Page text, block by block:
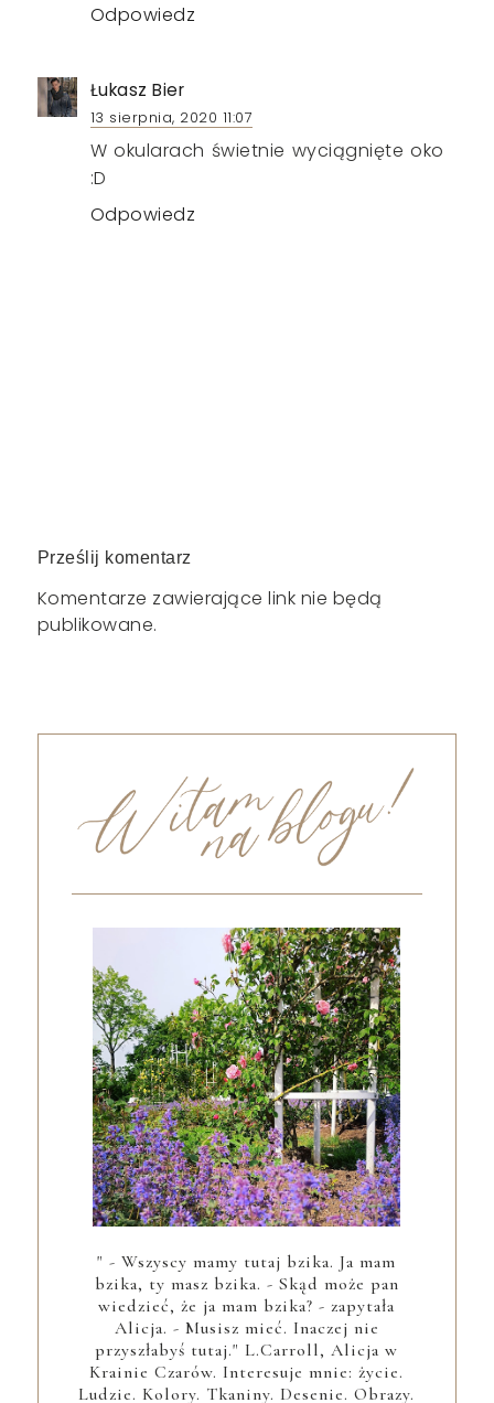
Odpowiedz
Łukasz Bier
13 sierpnia, 2020 11:07
W okularach świetnie wyciągnięte oko
:D
Odpowiedz
Prześlij komentarz
Komentarze zawierające link nie będą
publikowane.
" - Wszyscy mamy tutaj bzika. Ja mam
bzika, ty masz bzika. - Skąd może pan
wiedzieć, że ja mam bzika? - zapytała
Alicja. - Musisz mieć. Inaczej nie
przyszłabyś tutaj." L.Carroll, Alicja w
Krainie Czarów. Interesuje mnie: życie.
Ludzie. Kolory. Tkaniny. Desenie. Obrazy.